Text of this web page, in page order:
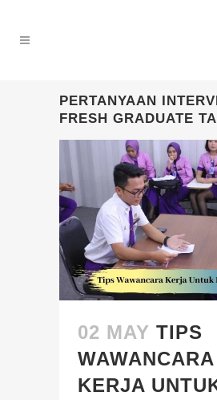
PERTANYAAN
FRESH GRADUATE
02 MAY TIPS
WAWANCARA
KERJA